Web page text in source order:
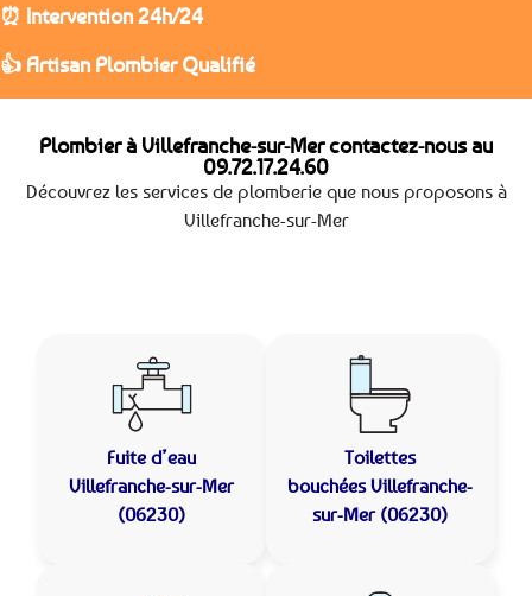
⏰ Intervention 24h/24
👍 Artisan Plombier Qualifié
Plombier à Villefranche-sur-Mer contactez-nous au
09.72.17.24.60
Découvrez les services de plomberie que nous proposons à
Villefranche-sur-Mer
Fuite d’eau
Villefranche-sur-Mer
(06230)
Toilettes
bouchéesVillefranche-
sur-Mer (06230)